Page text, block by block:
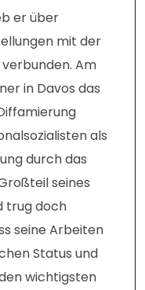
er über
mit der
Am
in Davos das
als
durch das
seines
trug doch
seine Arbeiten
Status und
wichtigsten